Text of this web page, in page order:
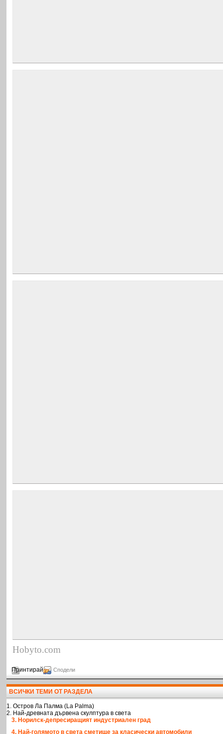
Hobyto.com
Принтирай Сподели
ВСИЧКИ ТЕМИ ОТ РАЗДЕЛА
1. Остров Ла Палма (La Palma)
2. Най-древната дървена скулптура в света
3. Норилск-депресиращият индустриален град
4. Най-голямото в света сметище за класически автомобили